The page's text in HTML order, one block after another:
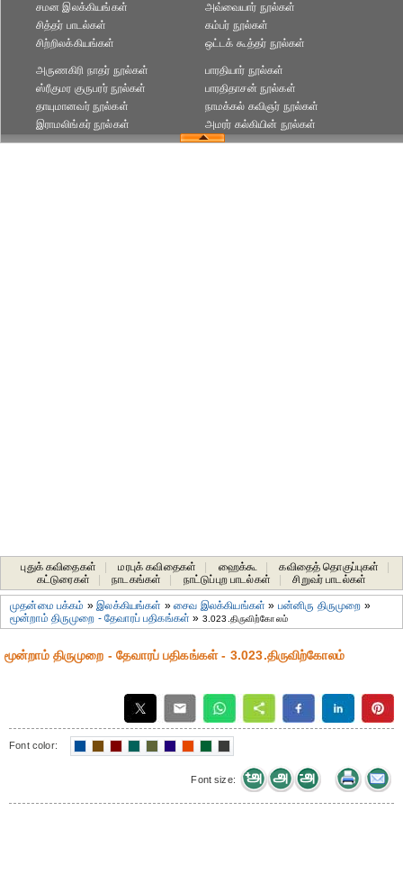
சமன இலக்கியங்கள்
சித்தர் பாடல்கள்
சிற்றிலக்கியங்கள்
அவ்வையார் நூல்கள்
கம்பர் நூல்கள்
ஒட்டக் கூத்தர் நூல்கள்
அருணகிரி நாதர் நூல்கள்
ஸ்ரீகுமர குருபரர் நூல்கள்
தாயுமானவர் நூல்கள்
இராமலிங்கர் நூல்கள்
பாரதியார் நூல்கள்
பாரதிதாசன் நூல்கள்
நாமக்கல் கவிஞர் நூல்கள்
அமரர் கல்கியின் நூல்கள்
புதுக் கவிதைகள் மரபுக் கவிதைகள் ஹைக்கூ கவிதைத் தொகுப்புகள்
கட்டுரைகள்
நாடகங்கள் நாட்டுப்புற பாடல்கள் சிறுவர் பாடல்கள்
முதன்மை பக்கம் »இலக்கியங்கள் »சைவ இலக்கியங்கள் » பன்னிரு திருமுறை »
மூன்றாம் திருமுறை - தேவாரப் பதிகங்கள் » 3.023.திருவிற்கோலம்
மூன்றாம் திருமுறை - தேவாரப் பதிகங்கள் - 3.023.திருவிற்கோலம்
Font color:
Font size: